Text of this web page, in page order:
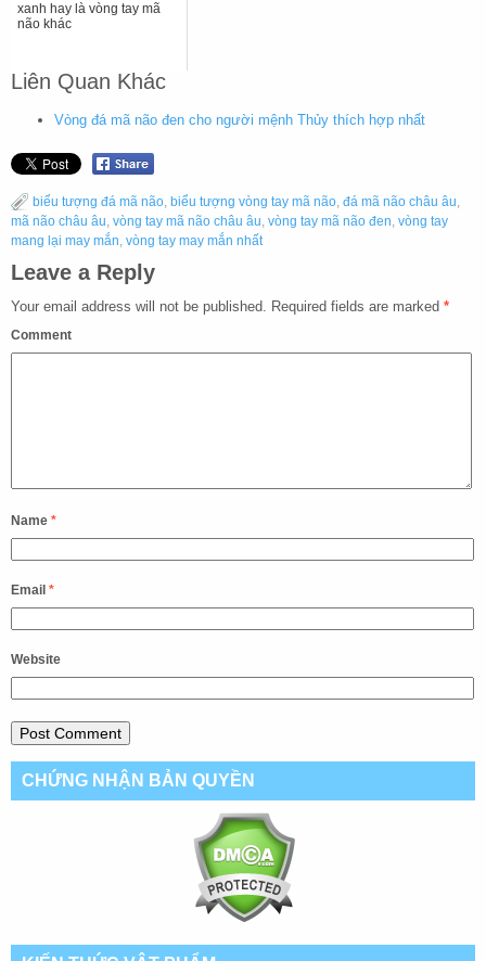
xanh hay là vòng tay mã
não khác
Liên Quan Khác
Vòng đá mã não đen cho người mệnh Thủy thích hợp nhất
biểu tượng đá mã não biểu tượng vòng tay mã não đá mã não châu âu
mã não châu âu vòng tay mã não châu âu vòng tay mã não đen vòng tay
mang lại may mắn vòng tay may mắn nhất
Leave a Reply
Your email address will not be published. Required fields are marked *
Comment
Name *
Email *
Website
CHỨNG NHẬN BẢN QUYỀN